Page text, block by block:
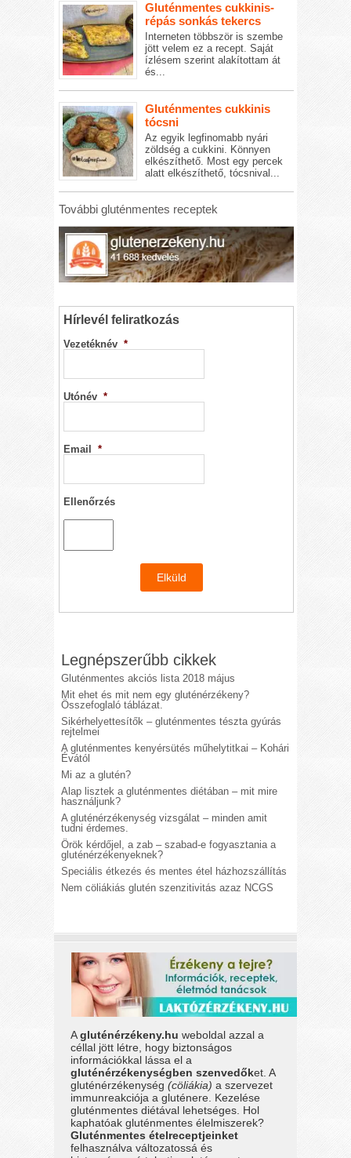
Gluténmentes cukkinis-
répás sonkás tekercs
Interneten többször is szembe
jött velem ez a recept. Saját
ízlésem szerint alakítottam át
és...
Gluténmentes cukkinis
tócsni
Az egyik legfinomabb nyári
zöldség a cukkini. Könnyen
elkészíthető. Most egy percek
alatt elkészíthető, tócsnival...
További gluténmentes receptek
Hírlevél feliratkozás
Vezetéknév *
Utónév *
Email *
Ellenőrzés
Legnépszerűbb cikkek
Gluténmentes akciós lista 2018 május
Mit ehet és mit nem egy gluténérzékeny?
Összefoglaló táblázat.
Sikérhelyettesítők – gluténmentes tészta gyúrás
rejtelmei
A gluténmentes kenyérsütés műhelytitkai – Kohári
Évától
Mi az a glutén?
Alap lisztek a gluténmentes diétában – mit mire
használjunk?
A gluténérzékenység vizsgálat – minden amit
tudni érdemes.
Örök kérdőjel, a zab – szabad-e fogyasztania a
gluténérzékenyeknek?
Speciális étkezés és mentes étel házhozszállítás
Nem cöliákiás glutén szenzitivitás azaz NCGS
Agluténérzékeny.hu weboldal azzal a
céllal jött létre, hogy biztonságos
információkkal lássa el a
gluténérzékenységben szenvedőket. A
gluténérzékenység(cöliákia) a szervezet
immunreakciója a gluténere. Kezelése
gluténmentes diétával lehetséges. Hol
kaphatóak gluténmentes élelmiszerek?
Gluténmentes ételreceptjeinket
felhasználva változatossá és